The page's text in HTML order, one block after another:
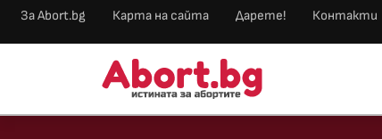
За Abort.bg Карта на сайта Дарете! Контакти